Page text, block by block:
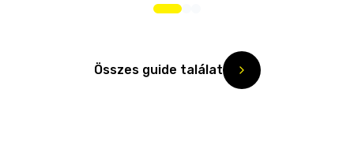
Összes guide találat